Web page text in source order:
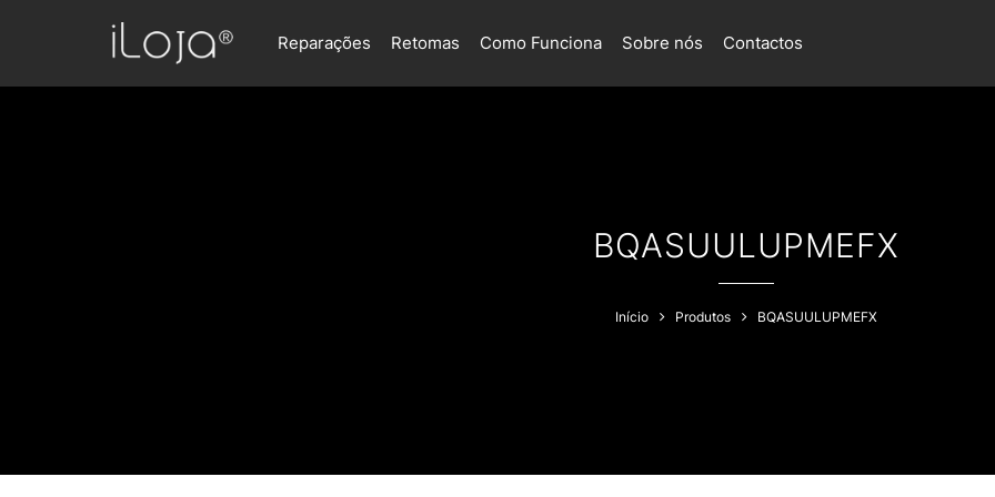
Reparações Retomas Como Funciona Sobre nós Contactos
BQASUULUPMEFX
Início Produtos BQASUULUPMEFX